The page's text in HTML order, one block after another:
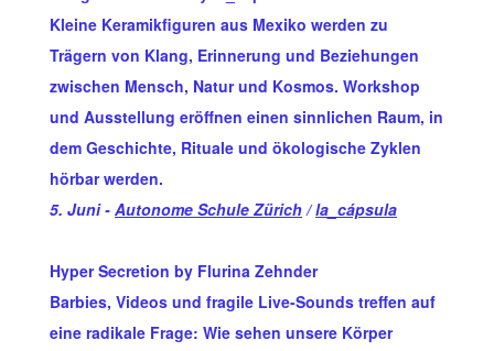
Kleine Keramikfiguren aus Mexiko werden zu
Trägern von Klang, Erinnerung und Beziehungen
zwischen Mensch, Natur und Kosmos. Workshop
und Ausstellung eröffnen einen sinnlichen Raum, in
dem Geschichte, Rituale und ökologische Zyklen
hörbar werden.
5. Juni - Autonome Schule Zürich/la_cápsula
Hyper Secretion by Flurina Zehnder
Barbies, Videos und fragile Live-Sounds treffen auf
eine radikale Frage: Wie sehen unsere Körper